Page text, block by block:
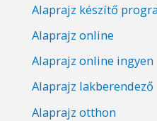
Alaprajz készítő
Alaprajz online
Alaprajz online ingyen
Alaprajz lakberendező
Alaprajz otthon